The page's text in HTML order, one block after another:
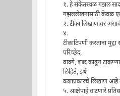
१. हे संकेतस्थळ गझल
गझललेखनासाठी केवळ
२. टीका लिखाणावर
४.
टीकाटिपणी करताना
परिच्छेद,
वाक्ये, शब्द काढून
लिहिते, इथे
कशाप्रकारचे लिखाण आहे
५. आक्षेपार्ह वाटणारे